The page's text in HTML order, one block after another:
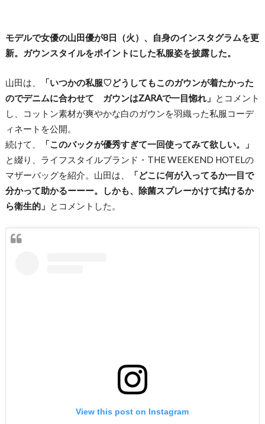
モデルで女優の山田優が8日（火）、自身のインスタグラムを更
新。ガウンスタイルをポイントにした私服姿を披露した。
山田は、
「いつかの私服♡どうしてもこのガウンが着たかった
のでデニムに合わせて ガウンはZARAで一目惚れ」 とコメント
し、コットン素材が爽やかな白のガウンを羽織った私服コーデ
ィネートを公開。
続けて、
「このバックが優秀すぎて一回使ってみて欲しい。」
と綴り、ライフスタイルブランド・THE WEEKEND HOTELの
マザーバッグを紹介。山田は、
「どこに何が入ってるか一目で
分かって助かるーーー。しかも、除菌スプレーかけて拭けるか
ら衛生的」 とコメントした。
View this post on Instagram